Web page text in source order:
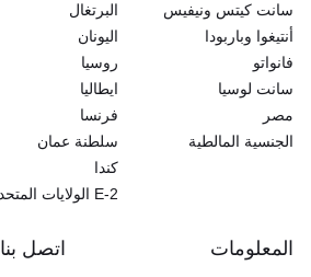
سانت كيتس ونيفيس
أنتيغوا وباربودا
فانواتو
سانت لوسيا
مصر
الجنسية المالطية
البرتغال
اليونان
روسيا
ايطاليا
فرنسا
سلطنة عمان
كندا
E-2 الولايات المتحدة الأمريكية
المعلومات اتصل بنا